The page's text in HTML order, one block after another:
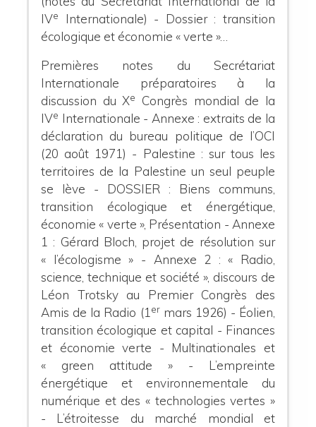
IVe Internationale) - Dossier : transition
écologique et économie « verte »…
Premières notes du Secrétariat
Internationale préparatoires à la
discussion du Xe
Congrès mondial de la
IVe Internationale - Annexe : extraits de la
déclaration du bureau politique de l’OCI
(20 août 1971) - Palestine : sur tous les
territoires de la Palestine un seul peuple
se lève - DOSSIER : Biens communs,
transition écologique et énergétique,
économie « verte », Présentation - Annexe
1 : Gérard Bloch, projet de résolution sur
« l’écologisme » - Annexe 2 : « Radio,
science, technique et société », discours de
Léon Trotsky au Premier Congrès des
Amis de la Radio (1ermars 1926) - Éolien,
transition écologique et capital - Finances
et économie verte - Multinationales et
« green attitude » - L’empreinte
énergétique et environnementale du
numérique et des « technologies vertes »
- L’étroitesse du marché mondial et